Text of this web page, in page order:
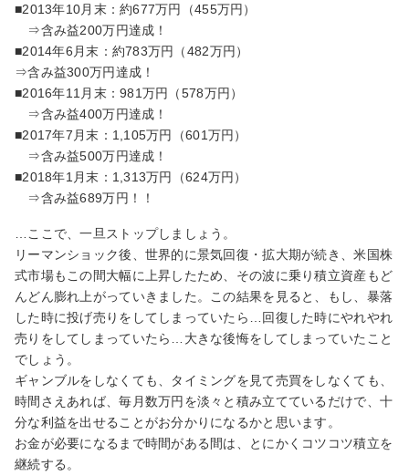
■2013年10月末：約677万円（455万円）
⇒含み益200万円達成！
■2014年6月末：約783万円（482万円）
⇒含み益300万円達成！
■2016年11月末：981万円（578万円）
⇒含み益400万円達成！
■2017年7月末：1,105万円（601万円）
⇒含み益500万円達成！
■2018年1月末：1,313万円（624万円）
⇒含み益689万円！！
…ここで、一旦ストップしましょう。
リーマンショック後、世界的に景気回復・拡大期が続き、米国株
式市場もこの間大幅に上昇したため、その波に乗り積立資産もど
んどん膨れ上がっていきました。この結果を見ると、もし、暴落
した時に投げ売りをしてしまっていたら…回復した時にやれやれ
売りをしてしまっていたら…大きな後悔をしてしまっていたこと
でしょう。
ギャンブルをしなくても、タイミングを見て売買をしなくても、
時間さえあれば、毎月数万円を淡々と積み立てているだけで、十
分な利益を出せることがお分かりになるかと思います。
お金が必要になるまで時間がある間は、とにかくコツコツ積立を
継続する。